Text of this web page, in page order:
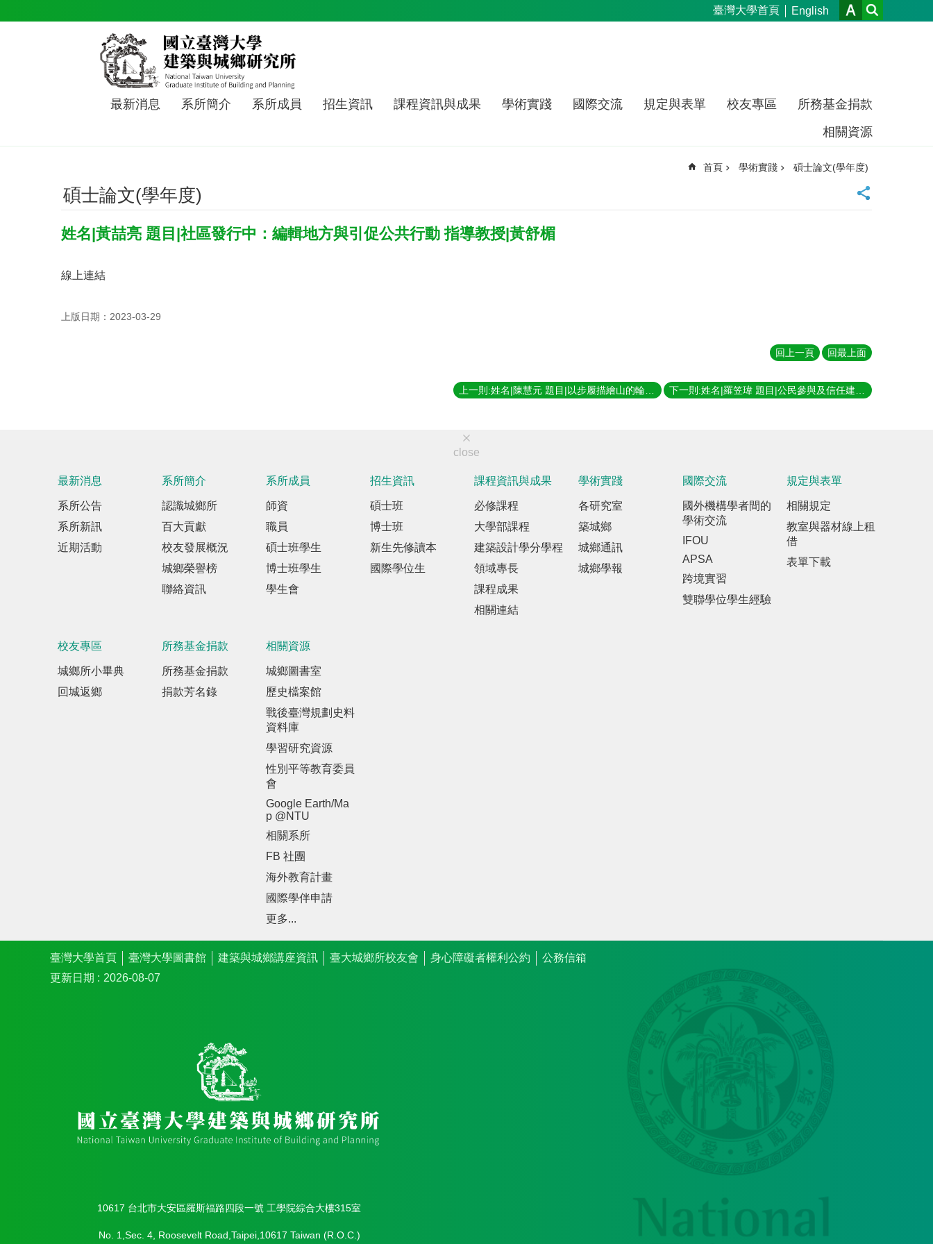
臺灣大學首頁 English
最新消息 系所簡介 系所成員 招生資訊 課程資訊與成果 學術實踐 國際交流 規定與表單 校友專區
所務基金捐款
相關資源
首頁 學術實踐 碩士論文(學年度)
碩士論文(學年度)
姓名|黃喆亮 題目|社區發行中：編輯地方與引促公共行動 指導教授|黃舒楣
線上連結
上版日期：2023-03-29
回上一頁 回最上面
close
最新消息
系所公告
系所新訊
近期活動
系所簡介
認識城鄉所
百大貢獻
校友發展概況
城鄉榮譽榜
聯絡資訊
系所成員
師資
職員
碩士班學生
博士班學生
學生會
招生資訊
碩士班
博士班
新生先修讀本
國際學位生
課程資訊與成果
必修課程
大學部課程
建築設計學分學程
領域專長
課程成果
相關連結
學術實踐
各研究室
築城鄉
城鄉通訊
城鄉學報
國際交流
國外機構學者間的
學術交流
IFOU
APSA
跨境實習
雙聯學位學生經驗
規定與表單
相關規定
教室與器材線上租
借
表單下載
校友專區
城鄉所小畢典
回城返鄉
所務基金捐款
所務基金捐款
捐款芳名錄
相關資源
城鄉圖書室
歷史檔案館
戰後臺灣規劃史料
資料庫
學習研究資源
性別平等教育委員
會
Google Earth/Ma
p @NTU
相關系所
FB 社團
海外教育計畫
國際學伴申請
更多...
臺灣大學首頁 臺灣大學圖書館 建築與城鄉講座資訊 臺大城鄉所校友會 身心障礙者權利公約
公務信箱
更新日期
2026-08-07
10617 台北市大安區羅斯福路四段一號 工學院綜合大樓315室
No. 1,Sec. 4, Roosevelt Road,Taipei,10617 Taiwan (R.O.C.)